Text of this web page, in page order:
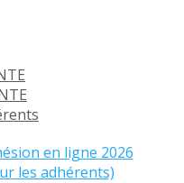
en ligne 2026
les adhérents)